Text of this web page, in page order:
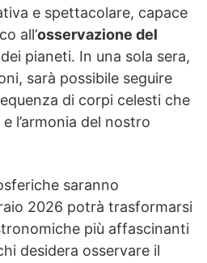
e spettacolare, capace
all’osservazione del
pianeti. In una sola sera,
sarà possibile seguire
di corpi celesti che
l’armonia del nostro
saranno
2026 potrà trasformarsi
più affascinanti
desidera osservare il